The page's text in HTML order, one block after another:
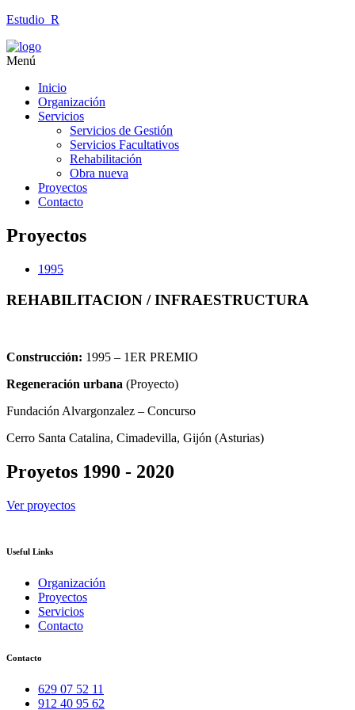
Estudio_R
Menú
Inicio
Organización
Servicios
Servicios de Gestión
Servicios Facultativos
Rehabilitación
Obra nueva
Proyectos
Contacto
Proyectos
1995
REHABILITACION / INFRAESTRUCTURA
Construcción: 1995 – 1ER PREMIO
Regeneración urbana (Proyecto)
Fundación Alvargonzalez – Concurso
Cerro Santa Catalina, Cimadevilla, Gijón (Asturias)
Proyetos 1990 - 2020
Ver proyectos
Useful Links
Organización
Proyectos
Servicios
Contacto
Contacto
629 07 52 11
912 40 95 62